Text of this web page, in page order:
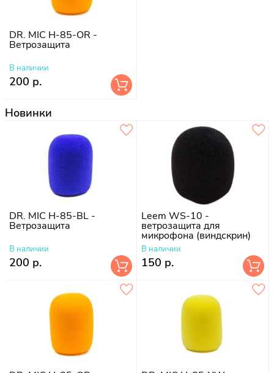
DR. MIC H-85-OR -
Ветрозащита
В наличии
200 р.
Новинки
DR. MIC H-85-BL -
Ветрозащита
В наличии
200 р.
Leem WS-10 -
ветрозащита для
микрофона (виндскрин)
В наличии
150 р.